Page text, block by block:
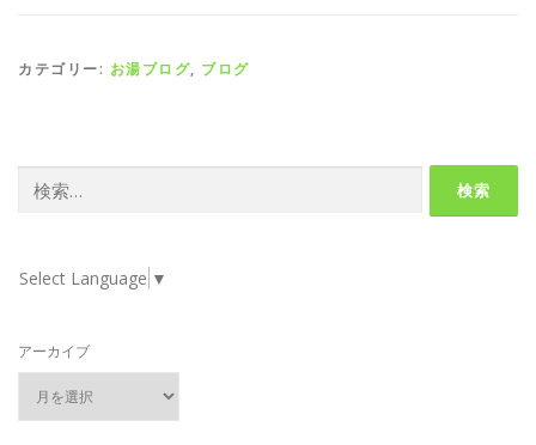
カテゴリー: お湯ブログ, ブログ
索:
Select Language ▼
アーカイブ